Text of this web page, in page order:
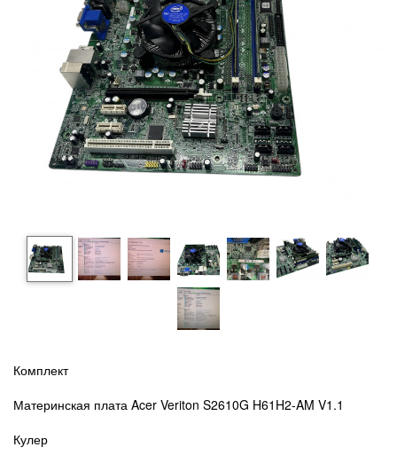
Комплект
Материнская плата Acer Veriton S2610G H61H2-AM V1.1
Кулер